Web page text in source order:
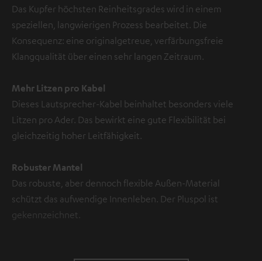
Das Kupfer höchsten Reinheitsgrades wird in einem
speziellen, langwierigen Prozess bearbeitet. Die
Konsequenz: eine originalgetreue, verfärbungsfreie
Klangqualität über einen sehr langen Zeitraum.
Mehr Litzen pro Kabel
Dieses Lautsprecher-Kabel beinhaltet besonders viele
Litzen pro Ader. Das bewirkt eine gute Flexibilität bei
gleichzeitig hoher Leitfähigkeit.
Robuster Mantel
Das robuste, aber dennoch flexible Außen-Material
schützt das aufwendige Innenleben. Der Pluspol ist
gekennzeichnet.